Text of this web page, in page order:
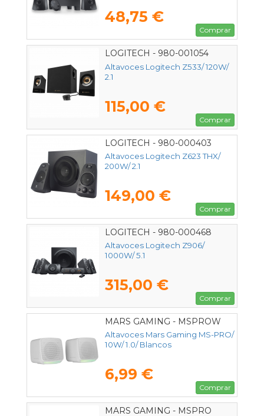
48,75 €
Comprar
LOGITECH - 980-001054
Altavoces Logitech Z533/ 120W/
2.1
115,00 €
Comprar
LOGITECH - 980-000403
Altavoces Logitech Z623 THX/
200W/ 2.1
149,00 €
Comprar
LOGITECH - 980-000468
Altavoces Logitech Z906/
1000W/ 5.1
315,00 €
Comprar
MARS GAMING - MSPROW
Altavoces Mars Gaming MS-PRO/
10W/ 1.0/ Blancos
6,99 €
Comprar
MARS GAMING - MSPRO